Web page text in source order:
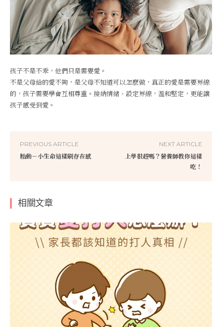
孩子不是不乖，他們只是需要愛。
不是父母給的愛不夠，是父母不知道可以怎麽做，真正的愛是需要界線
的，孩子需要學會互相尊重。接納情緒、設定界線，溫和堅定，更能讓
孩子感受到愛。
PREVIOUS ARTICLE
胎動－小生命這樣刷存在感
NEXT ARTICLE
上學很趕嗎？營養師教你這樣
吃！
相關文章